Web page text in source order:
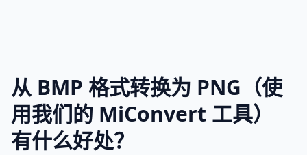
从 BMP 格式转换为 PNG（使
用我们的 MiConvert 工具）
有什么好处？